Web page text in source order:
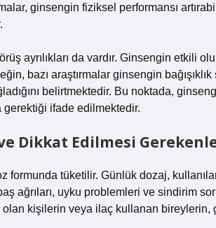
ginsengin fiziksel performansı
ayrılıkları da vardır. Ginsengin etkili
bazı araştırmalar ginsengin
belirtmektedir. Bu noktada,
ifade edilmektedir.
Dikkat Edilmesi
formunda tüketilir. Günlük dozaj,
ağrıları, uyku problemleri ve sindirim
olan kişilerin veya ilaç kullanan